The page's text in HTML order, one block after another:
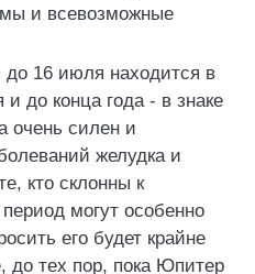
и всевозможные
16 июля находится в
до конца года - в знаке
очень силен и
желудка и
кто склонны к
могут особенно
его будет крайне
до тех пор, пока Юпитер